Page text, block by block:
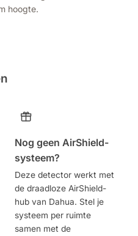
hoogte.
Nog geen AirShield-
systeem?
Deze detector werkt met
de draadloze AirShield-
hub van Dahua. Stel je
systeem per ruimte
samen met de